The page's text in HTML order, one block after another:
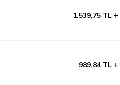
1.539,75 TL
989,84 TL